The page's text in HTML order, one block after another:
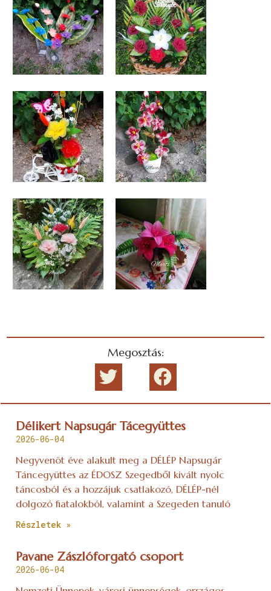
Megosztás:
Délikert Napsugár Tácegyüttes
2026-06-04
Negyvenöt éve alakult meg a DÉLÉP Napsugár
Táncegyüttes az ÉDOSZ Szegedből kivált nyolc
táncosból és a hozzájuk csatlakozó, DÉLÉP-nél
dolgozó fiatalokból, valamint a Szegeden tanuló
Részletek »
Pavane Zászlóforgató csoport
2026-06-04